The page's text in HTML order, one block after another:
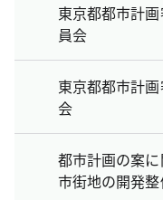
東京都都市計
員会
東京都都市計
会
都市計画の案
市街地の開発整